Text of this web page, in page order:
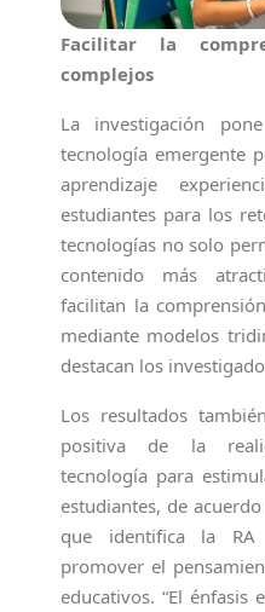
Facilitar la
complejos
La investigación
tecnología emergente
aprendizaje
estudiantes para los
tecnologías no solo
contenido más
facilitan la
mediante modelos
destacan los
Los resultados
positiva de la
tecnología para
estudiantes, de
que identifica la
promover el
educativos. “El énfasis